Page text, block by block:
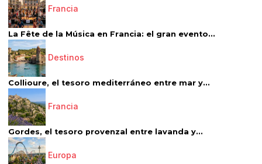
Francia
La Fête de la Música en Francia: el gran evento...
Destinos
Collioure, el tesoro mediterráneo entre mar y...
Francia
Gordes, el tesoro provenzal entre lavanda y...
Europa